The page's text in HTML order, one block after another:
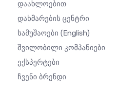
Დაახლოებით
Დახმარების Ცენტრი
Სამუშაოები (English)
Შვილობილი Კომპანიები
Ექსპერტები
Ჩვენი Ბრენდი